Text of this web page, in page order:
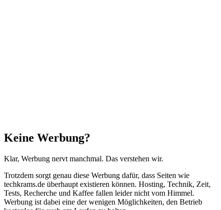
Schließen
Keine Werbung?
Klar, Werbung nervt manchmal. Das verstehen wir.
Trotzdem sorgt genau diese Werbung dafür, dass Seiten wie
techkrams.de überhaupt existieren können. Hosting, Technik, Zeit,
Tests, Recherche und Kaffee fallen leider nicht vom Himmel.
Werbung ist dabei eine der wenigen Möglichkeiten, den Betrieb